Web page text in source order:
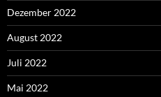
Dezember 2022
August 2022
Juli 2022
Mai 2022